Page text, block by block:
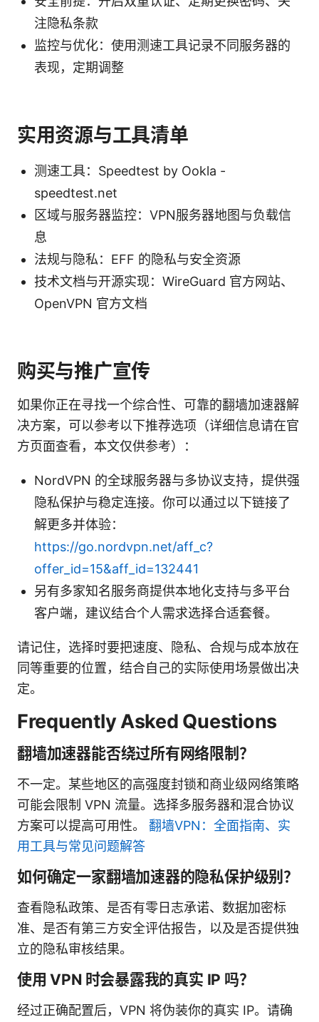
注隐私条款
监控与优化：使用测速工具记录不同服务器的
表现，定期调整
实用资源与工具清单
测速工具：Speedtest by Ookla -
speedtest.net
区域与服务器监控：VPN服务器地图与负载信
息
法规与隐私：EFF 的隐私与安全资源
技术文档与开源实现：WireGuard 官方网站、
OpenVPN 官方文档
购买与推广宣传
如果你正在寻找一个综合性、可靠的翻墙加速器解
决方案，可以参考以下推荐选项（详细信息请在官
方页面查看，本文仅供参考）：
NordVPN 的全球服务器与多协议支持，提供强
隐私保护与稳定连接。你可以通过以下链接了
解更多并体验：
https://go.nordvpn.net/aff_c?
offer_id=15&aff_id=132441
另有多家知名服务商提供本地化支持与多平台
客户端，建议结合个人需求选择合适套餐。
请记住，选择时要把速度、隐私、合规与成本放在
同等重要的位置，结合自己的实际使用场景做出决
定。
Frequently Asked Questions
翻墙加速器能否绕过所有网络限制？
不一定。某些地区的高强度封锁和商业级网络策略
可能会限制 VPN 流量。选择多服务器和混合协议
方案可以提高可用性。 翻墙VPN：全面指南、实
用工具与常见问题解答
如何确定一家翻墙加速器的隐私保护级别？
查看隐私政策、是否有零日志承诺、数据加密标
准、是否有第三方安全评估报告，以及是否提供独
立的隐私审核结果。
使用 VPN 时会暴露我的真实 IP 吗？
经过正确配置后，VPN 将伪装你的真实 IP。请确